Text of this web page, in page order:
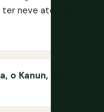
neve até maio
o Kanun, os